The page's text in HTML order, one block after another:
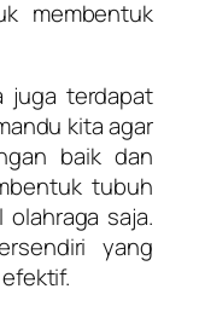
membentuk
juga terdapat
kita agar
baik dan
tubuh
saja.
yang